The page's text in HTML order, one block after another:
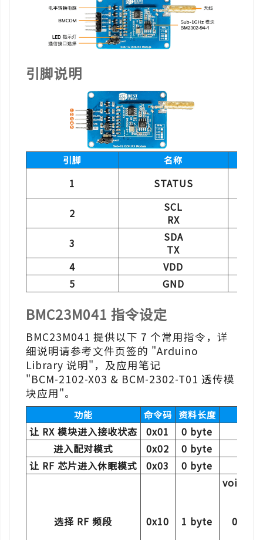
引脚说明
引脚 名称
1 STATUS
2
SCL
RX
3
SDA
TX
4
VDD
5
GND
BMC23M041 指令设定
BMC23M041 提供以下 7 个常用指令，详
细说明请参考文件页签的 "Arduino
Library 说明"，及应用笔记
"BCM-2102-X03 & BCM-2302-T01 透传模
块应用"。
功能 命令码 资料长度
让 RX 模块进入接收状态 0x01 0 byte
进入配对模式
0x02 0 byte
让 RF 芯片进入休眠模式
0x03 0 byte
选择 RF 频段 0x10 1 byte
void